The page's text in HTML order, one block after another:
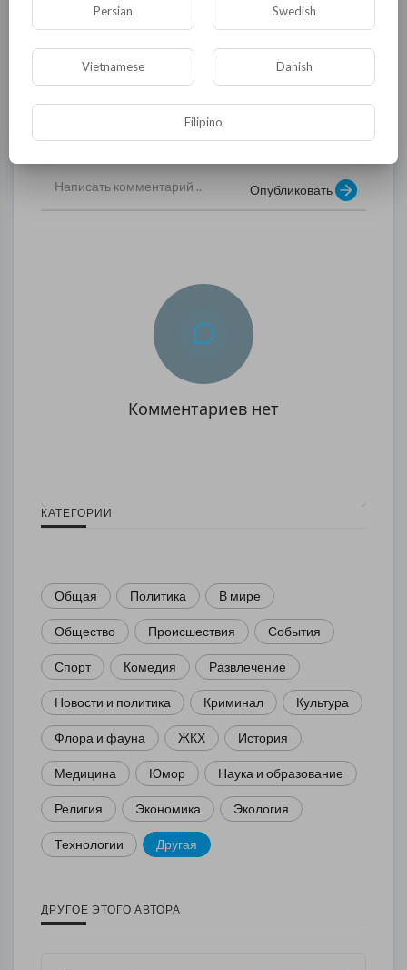
созданием США?
Всё это вопросы, на которые бы хотелось
получить однозначные ответы.
• 0 Комментарии
Опубликовать
Комментариев нет
КАТЕГОРИИ
Общая Политика В мире
Общество Происшествия События
Спорт Комедия Развлечение
Новости и политика Криминал Культура
Флора и фауна ЖКХ История
Медицина Юмор Наука и образование
Религия Экономика Экология
Технологии Другая
ДРУГОЕ ЭТОГО АВТОРА
Persian Swedish
Vietnamese Danish
Filipino